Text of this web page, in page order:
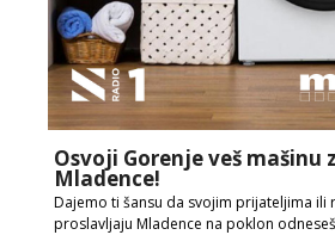
Osvoji Gorenje veš mašinu
Mladence!
Dajemo ti šansu da svojim prijateljima ili
proslavljaju Mladence na poklon